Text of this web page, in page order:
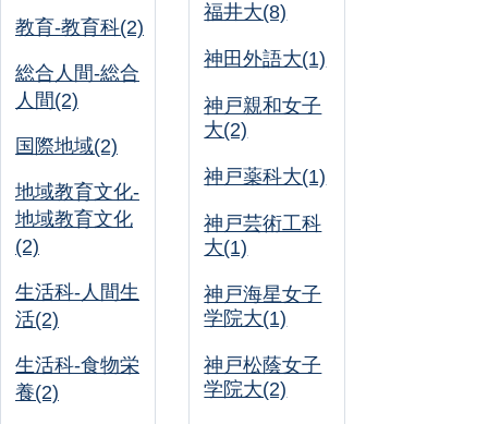
教育-教育科(2)
総合人間-総合
人間(2)
国際地域(2)
地域教育文化-
地域教育文化
(2)
生活科-人間生
活(2)
生活科-食物栄
養(2)
福井大(8)
神田外語大(1)
神戸親和女子
大(2)
神戸薬科大(1)
神戸芸術工科
大(1)
神戸海星女子
学院大(1)
神戸松蔭女子
学院大(2)